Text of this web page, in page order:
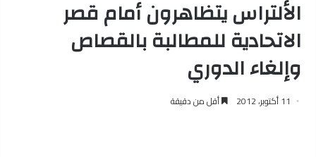
الألتراس يتظاهرون أمام قصر
الاتحادية للمطالبة بالقصاص
وإلغاء الدوري
11 أكتوبر، 2012 أقل من دقيقة